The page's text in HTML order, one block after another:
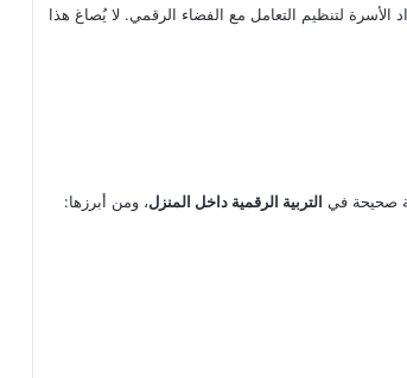
لتنظيم التعامل مع الفضاء الرقمي. لا يُصاغ هذا
صحيحة في التربية الرقمية داخل المنزل، ومن أبرزها: